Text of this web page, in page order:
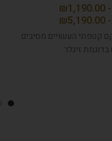
₪
₪
קטפתי העשויים מסיבים
זיגלר